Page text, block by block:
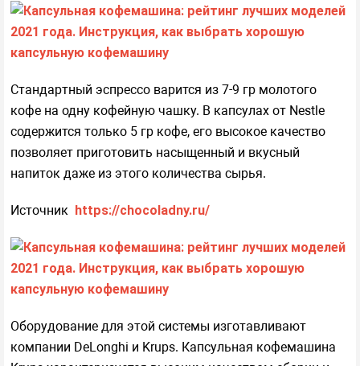
Стандартный эспрессо варится из 7-9 гр молотого
кофе на одну кофейную чашку. В капсулах от Nestle
содержится только 5 гр кофе, его высокое качество
позволяет приготовить насыщенный и вкусный
напиток даже из этого количества сырья.
Источник https://chocoladny.ru/
Оборудование для этой системы изготавливают
компании DeLonghi и Krups. Капсульная кофемашина